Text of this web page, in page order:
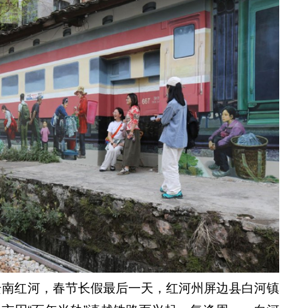
红河，春节长假最后一天，红河州屏边县白河镇